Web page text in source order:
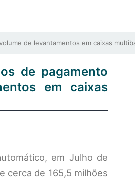
de levantamentos em caixas
de pagamento
em caixas
em Julho de
cerca de 165,5 milhões